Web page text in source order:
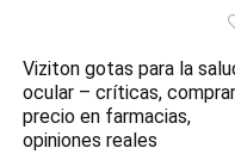
Viziton gotas para la
ocular – críticas,
precio en farmacias,
opiniones reales